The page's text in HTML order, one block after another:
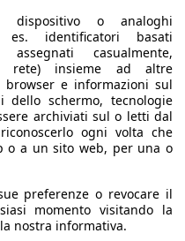
dispositivo o analoghi
identificatori basati
assegnati casualmente,
rete) insieme ad altre
e informazioni sul
dello schermo, tecnologie
archiviati sul o letti dal
ogni volta che
o a un sito web, per una o
preferenze o revocare il
momento visitando la
nostra informativa.